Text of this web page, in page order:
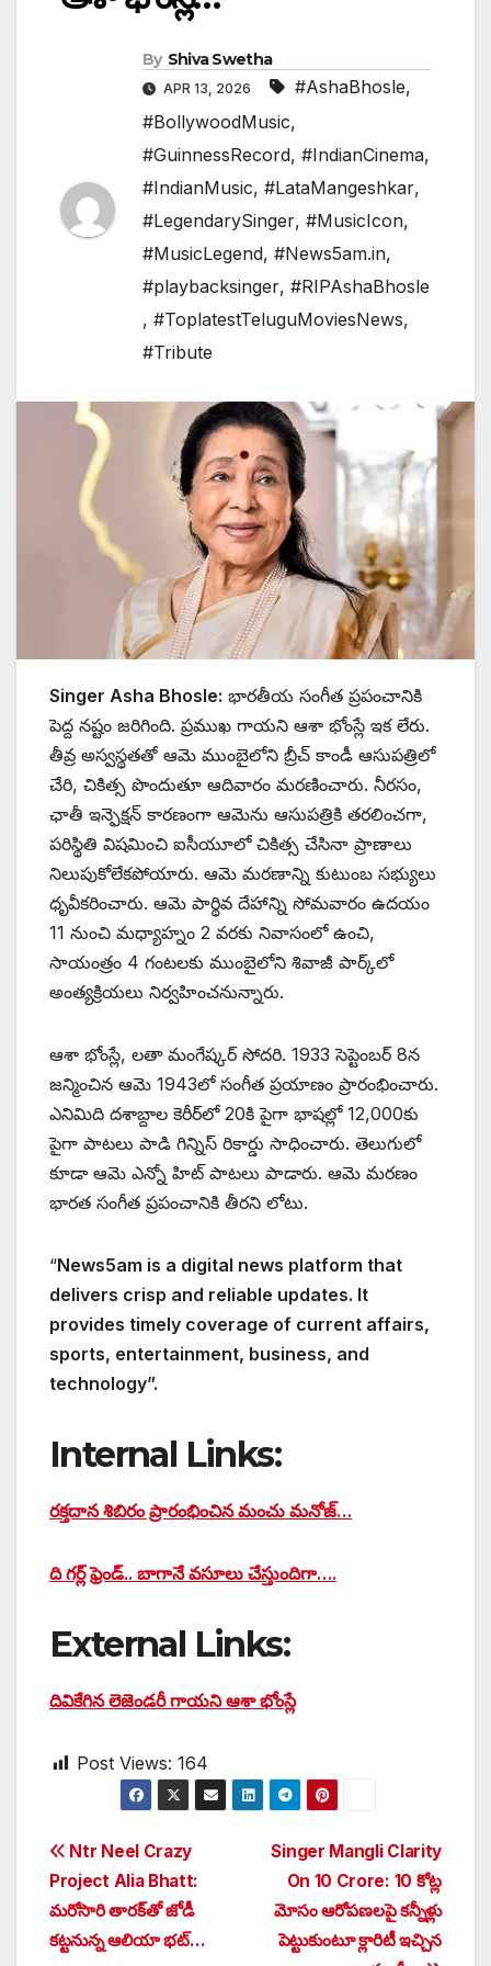
By Shiva Swetha
APR 13, 2026 #AshaBhosle,
#BollywoodMusic,
#GuinnessRecord, #IndianCinema,
#IndianMusic, #LataMangeshkar,
#LegendarySinger, #MusicIcon,
#MusicLegend, #News5am.in,
#playbacksinger, #RIPAshaBhosle
, #ToplatestTeluguMoviesNews,
#Tribute
Singer Asha Bhosle: భారతీయ సంగీత ప్రపంచానికి
పెద్ద నష్టం జరిగింది. ప్రముఖ గాయని ఆశా భోంస్లే ఇక లేరు.
తీవ్ర అస్వస్థతతో ఆమె ముంబైలోని బ్రీచ్ కాండీ ఆసుపత్రిలో
చేరి, చికిత్స పొందుతూ ఆదివారం మరణించారు. నీరసం,
ఛాతీ ఇన్ఫెక్షన్ కారణంగా ఆమెను ఆసుపత్రికి తరలించగా,
పరిస్థితి విషమించి ఐసీయూలో చికిత్స చేసినా ప్రాణాలు
నిలుపుకోలేకపోయారు. ఆమె మరణాన్ని కుటుంబ సభ్యులు
ధృవీకరించారు. ఆమె పార్థివ దేహాన్ని సోమవారం ఉదయం
11 నుంచి మధ్యాహ్నం 2 వరకు నివాసంలో ఉంచి,
సాయంత్రం 4 గంటలకు ముంబైలోని శివాజీ పార్క్‌లో
అంత్యక్రియలు నిర్వహించనున్నారు.
ఆశా భోంస్లే, లతా మంగేష్కర్ సోదరి. 1933 సెప్టెంబర్ 8న
జన్మించిన ఆమె 1943లో సంగీత ప్రయాణం ప్రారంభించారు.
ఎనిమిది దశాబ్దాల కెరీర్‌లో 20కి పైగా భాషల్లో 12,000కు
పైగా పాటలు పాడి గిన్నిస్ రికార్డు సాధించారు. తెలుగులో
కూడా ఆమె ఎన్నో హిట్ పాటలు పాడారు. ఆమె మరణం
భారత సంగీత ప్రపంచానికి తీరని లోటు.
“News5am is a digital news platform that
delivers crisp and reliable updates. It
provides timely coverage of current affairs,
sports, entertainment, business, and
technology”.
Internal Links:
రక్తదాన శిబిరం ప్రారంభించిన మంచు మనోజ్…
ది గర్ల్ ఫ్రెండ్.. బాగానే వసూలు చేస్తుందిగా….
External Links:
దివికేగిన లెజెండరీ గాయని ఆశా భోంస్లే
Post Views: 164
Post
navigation
Singer Mangli Clarity
On 10 Crore: 10 కోట్ల
మోసం ఆరోపణలపై కన్నీళ్లు
పెట్టుకుంటూ క్లారిటీ ఇచ్చిన
Ntr Neel Crazy
Project Alia Bhatt:
మరోసారి తారక్‌తో జోడీ
కట్టనున్న ఆలియా భట్…